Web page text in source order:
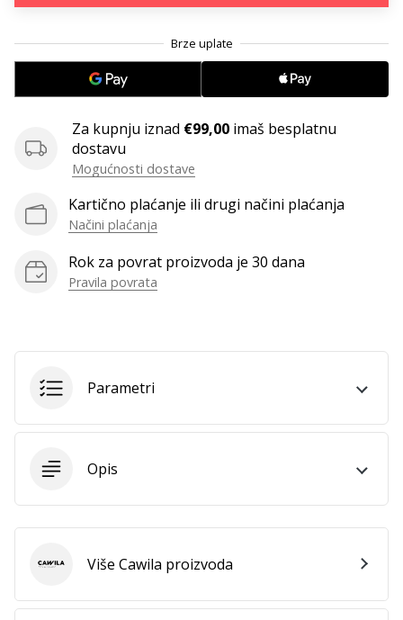
poput
nas?
nam
kao
brend
ambasador.
Prikaži
sve
Za kupnju iznad €99,00 imaš besplatnu
dostavu
Mogućnosti dostave
Kartično plaćanje ili drugi načini plaćanja
Načini plaćanja
Rok za povrat proizvoda je 30 dana
Pravila povrata
Parametri
Opis
CawilaViše Cawila proizvoda